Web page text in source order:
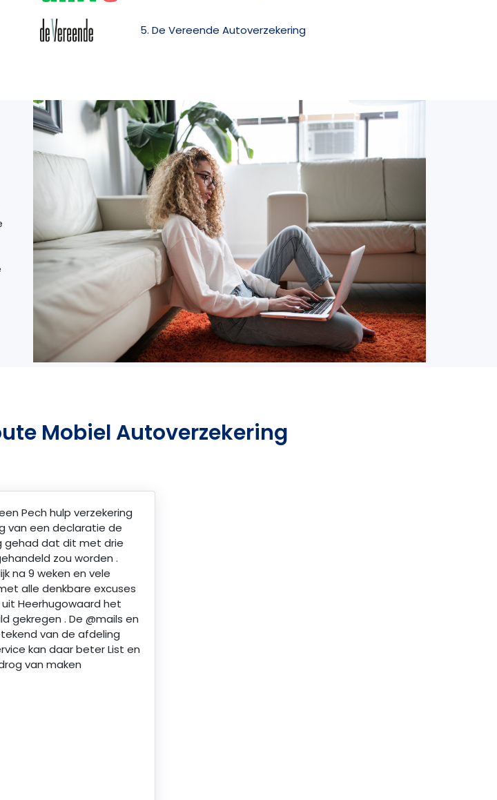
5. De Vereende Autoverzekering
Mobiel Autoverzekering
Pech hulp verzekering
van een declaratie de
gehad dat dit met drie
zou worden .
na 9 weken en vele
alle denkbare excuses
Heerhugowaard het
gekregen . De @mails en
van de afdeling
kan daar beter List en
van maken